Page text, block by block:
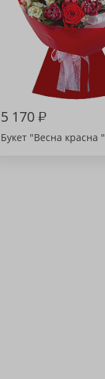
5 170₽
Букет "Весна красна "